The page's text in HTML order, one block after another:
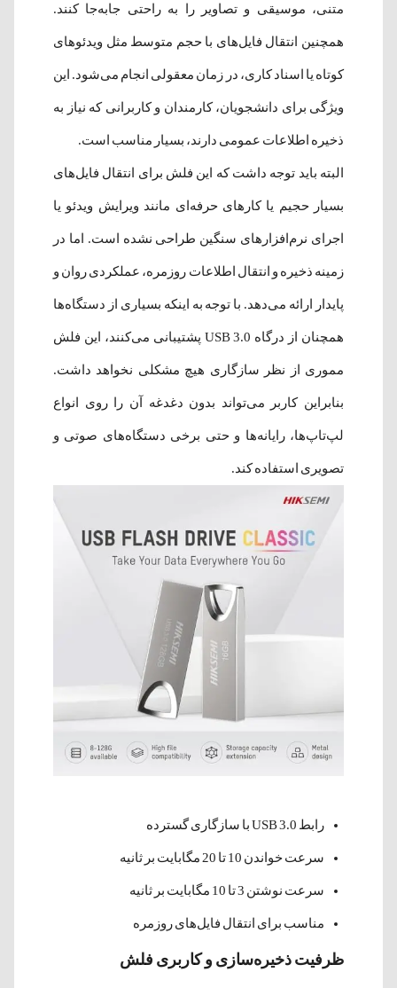
متنی، موسیقی و تصاویر را به راحتی جابه‌جا کنند.
همچنین انتقال فایل‌های با حجم متوسط مثل ویدئوهای
کوتاه یا اسناد کاری، در زمان معقولی انجام می‌شود. این
ویژگی برای دانشجویان، کارمندان و کاربرانی که نیاز به
ذخیره اطلاعات عمومی دارند، بسیار مناسب است.
البته باید توجه داشت که این فلش برای انتقال فایل‌های
بسیار حجیم یا کارهای حرفه‌ای مانند ویرایش ویدئو یا
اجرای نرم‌افزارهای سنگین طراحی نشده است. اما در
زمینه ذخیره و انتقال اطلاعات روزمره، عملکردی روان و
پایدار ارائه می‌دهد. با توجه به اینکه بسیاری از دستگاه‌ها
همچنان از درگاه USB 3.0 پشتیبانی می‌کنند، این فلش
مموری از نظر سازگاری هیچ مشکلی نخواهد داشت.
بنابراین کاربر می‌تواند بدون دغدغه آن را روی انواع
لپ‌تاپ‌ها، رایانه‌ها و حتی برخی دستگاه‌های صوتی و
تصویری استفاده کند.
رابط USB 3.0 با سازگاری گسترده
سرعت خواندن 10 تا 20 مگابایت بر ثانیه
سرعت نوشتن 3 تا 10 مگابایت بر ثانیه
مناسب برای انتقال فایل‌های روزمره
ظرفیت ذخیره‌سازی و کاربری فلش